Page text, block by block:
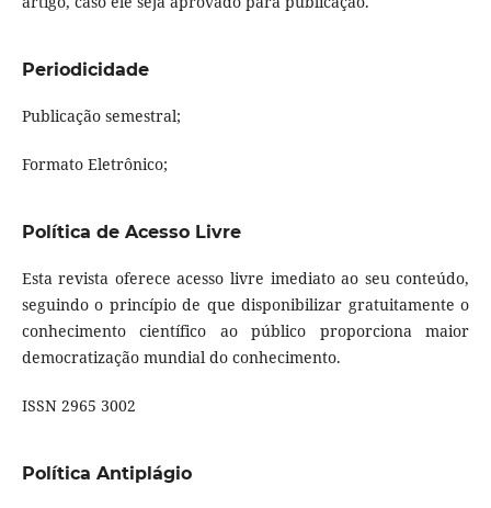
Periodicidade
Publicação semestral;
Formato Eletrônico;
Política de Acesso Livre
Esta revista oferece acesso livre imediato ao seu conteúdo,
seguindo o princípio de que disponibilizar gratuitamente o
conhecimento científico ao público proporciona maior
democratização mundial do conhecimento.
ISSN 2965 3002
Política Antiplágio